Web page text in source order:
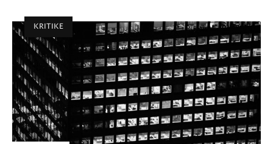
KRITIKE